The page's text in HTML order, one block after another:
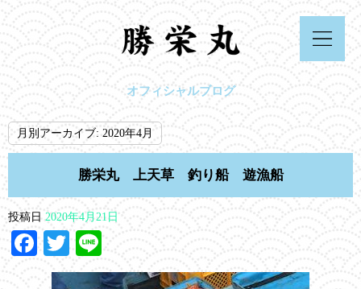
オフィシャルブログ
月別アーカイブ: 2020年4月
勝栄丸 上天草 釣り船 遊漁船
投稿日 2020年4月21日
Facebook
Twitter
Line